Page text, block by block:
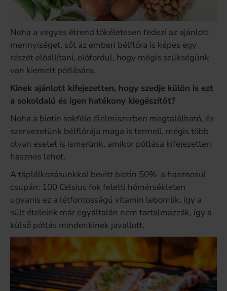
Noha a vegyes étrend tökéletesen fedezi az ajánlott
mennyiséget, sőt az emberi bélflóra is képes egy
részét előállítani, előfordul, hogy mégis szükségünk
van kiemelt pótlására.
Kinek ajánlott kifejezetten, hogy szedje külön is ezt
a sokoldalú és igen hatékony kiegészítőt?
Noha a biotin sokféle élelmiszerben megtalálható, és
szervezetünk bélflórája maga is termeli, mégis több
olyan esetet is ismerünk, amikor pótlása kifejezetten
hasznos lehet.
A táplálkozásunkkal bevitt biotin 50%-a hasznosul
csupán: 100 Celsius fok feletti hőmérsékleten
ugyanis ez a létfontosságú vitamin lebomlik, így a
sült ételeink már egyáltalán nem tartalmazzák, így a
külső pótlás mindenkinek javallott.